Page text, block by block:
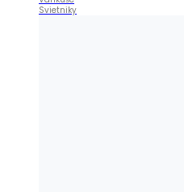
Svietniky